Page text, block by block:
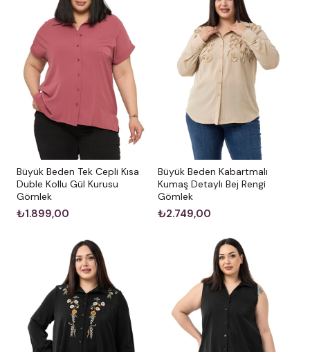
Büyük Beden Tek Cepli Kısa
Duble Kollu Gül Kurusu
Gömlek
₺1.899,00
Büyük Beden Kabartmalı
Kumaş Detaylı Bej Rengi
Gömlek
₺2.749,00